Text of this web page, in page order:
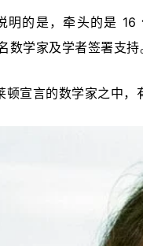
明的是，牵头的是
数学家及学者签署支持
顿宣言的数学家之中，